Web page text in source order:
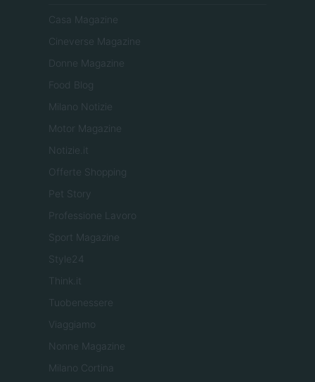
Casa Magazine
Cineverse Magazine
Donne Magazine
Food Blog
Milano Notizie
Motor Magazine
Notizie.it
Offerte Shopping
Pet Story
Professione Lavoro
Sport Magazine
Style24
Think.it
Tuobenessere
Viaggiamo
Nonne Magazine
Milano Cortina